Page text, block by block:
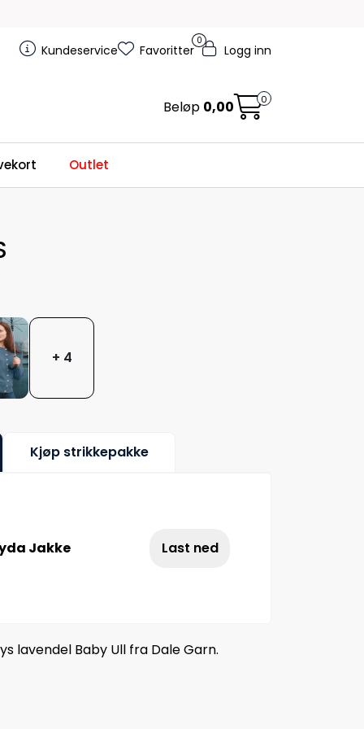
Kundeservice
0
Favoritter Logg inn
Beløp 0,00 0
Outlet
+ 4
Kjøp strikkepakke
Jakke Last ned
lavendel Baby Ull fra Dale Garn.